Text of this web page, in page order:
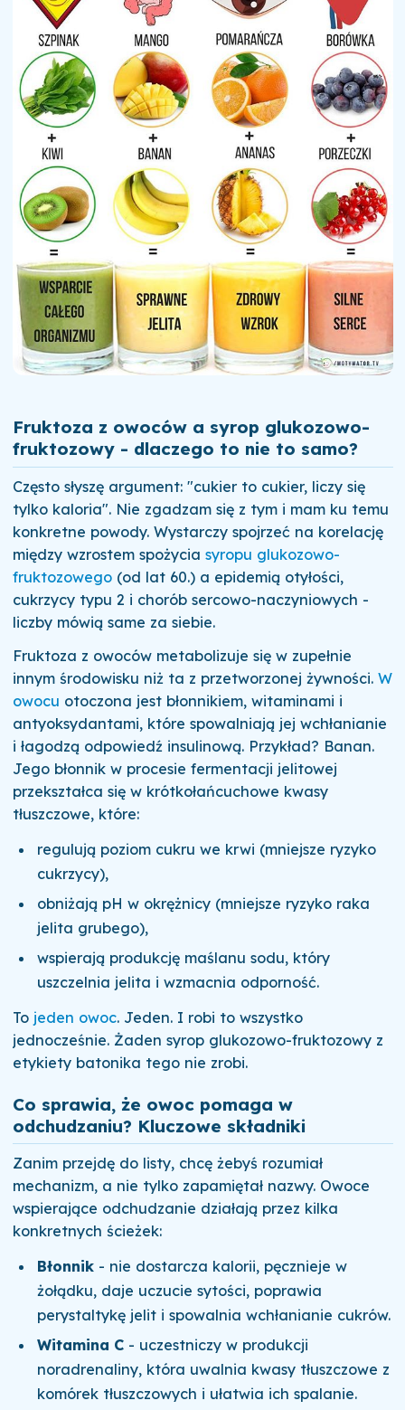
Fruktoza z owoców a syrop glukozowo-
fruktozowy - dlaczego to nie to samo?
Często słyszę argument: "cukier to cukier, liczy się
tylko kaloria". Nie zgadzam się z tym i mam ku temu
konkretne powody. Wystarczy spojrzeć na korelację
między wzrostem spożycia syropu glukozowo-
fruktozowego(od lat 60.) a epidemią otyłości,
cukrzycy typu 2 i chorób sercowo-naczyniowych -
liczby mówią same za siebie.
Fruktoza z owoców metabolizuje się w zupełnie
innym środowisku niż ta z przetworzonej żywności. W
owocu otoczona jest błonnikiem, witaminami i
antyoksydantami, które spowalniają jej wchłanianie
i łagodzą odpowiedź insulinową. Przykład? Banan.
Jego błonnik w procesie fermentacji jelitowej
przekształca się w krótkołańcuchowe kwasy
tłuszczowe, które:
regulują poziom cukru we krwi (mniejsze ryzyko
cukrzycy),
obniżają pH w okrężnicy (mniejsze ryzyko raka
jelita grubego),
wspierają produkcję maślanu sodu, który
uszczelnia jelita i wzmacnia odporność.
To jeden owoc. Jeden. I robi to wszystko
jednocześnie. Żaden syrop glukozowo-fruktozowy z
etykiety batonika tego nie zrobi.
Co sprawia, że owoc pomaga w
odchudzaniu? Kluczowe składniki
Zanim przejdę do listy, chcę żebyś rozumiał
mechanizm, a nie tylko zapamiętał nazwy. Owoce
wspierające odchudzanie działają przez kilka
konkretnych ścieżek:
Błonnik - nie dostarcza kalorii, pęcznieje w
żołądku, daje uczucie sytości, poprawia
perystaltykę jelit i spowalnia wchłanianie cukrów.
Witamina C - uczestniczy w produkcji
noradrenaliny, która uwalnia kwasy tłuszczowe z
komórek tłuszczowych i ułatwia ich spalanie.